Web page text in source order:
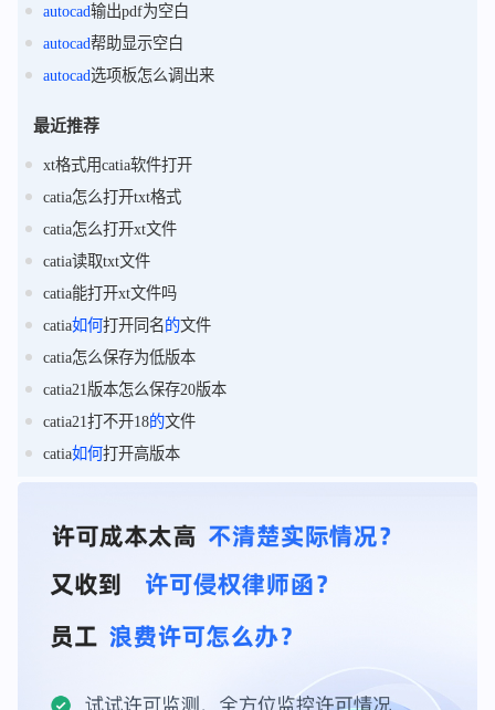
autocad输出pdf为空白
autocad帮助显示空白
autocad选项板怎么调出来
最近推荐
xt格式用catia软件打开
catia怎么打开txt格式
catia怎么打开xt文件
catia读取txt文件
catia能打开xt文件吗
catia如何打开同名的文件
catia怎么保存为低版本
catia21版本怎么保存20版本
catia21打不开18的文件
catia如何打开高版本